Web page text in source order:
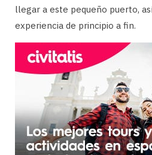
llegar a este pequeño puerto,
experiencia de principio a fin.